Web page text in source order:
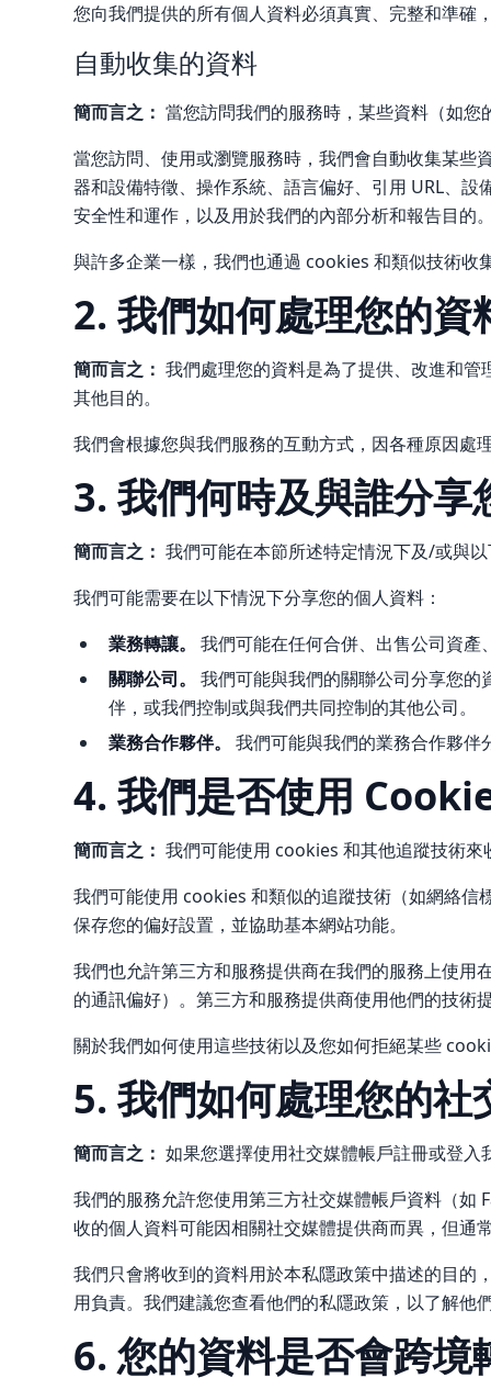
您向我們提供的所有個人資料必須真實、完整和準確
自動收集的資料
簡而言之： 當您訪問我們的服務時，某些資料（如
當您訪問、使用或瀏覽服務時，我們會自動收集某些
器和設備特徵、操作系統、語言偏好、引用 URL、
安全性和運作，以及用於我們的內部分析和報告目的
與許多企業一樣，我們也通過 cookies 和類似技術收
2. 我們如何處理您的資
簡而言之： 我們處理您的資料是為了提供、改進和
其他目的。
我們會根據您與我們服務的互動方式，因各種原因處
3. 我們何時及與誰分享
簡而言之： 我們可能在本節所述特定情況下及/或與
我們可能需要在以下情況下分享您的個人資料：
業務轉讓。
我們可能在任何合併、出售公司資
關聯公司。
我們可能與我們的關聯公司分享您
伴，或我們控制或與我們共同控制的其他公司。
業務合作夥伴。
我們可能與我們的業務合作夥
4. 我們是否使用
簡而言之： 我們可能使用 cookies 和其他追蹤技術來
我們可能使用 cookies 和類似的追蹤技術（如網絡信
保存您的偏好設置，並協助基本網站功能。
我們也允許第三方和服務提供商在我們的服務上使用
的通訊偏好）。第三方和服務提供商使用他們的技
關於我們如何使用這些技術以及您如何拒絕某些
5. 我們如何處理您的社
簡而言之： 如果您選擇使用社交媒體帳戶註冊或登
我們的服務允許您使用第三方社交媒體帳戶資料（如
收的個人資料可能因相關社交媒體提供商而異，但通
我們只會將收到的資料用於本私隱政策中描述的目的
用負責。我們建議您查看他們的私隱政策，以了解
6. 您的資料是否會跨境